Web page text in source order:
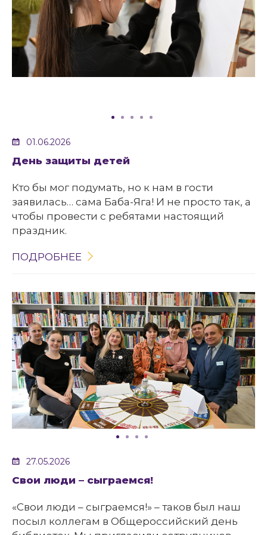
01.06.2026
День защиты детей
Кто бы мог подумать, но к нам в гости
заявилась… сама Баба-Яга! И не просто так, а
чтобы провести с ребятами настоящий
праздник.
ПОДРОБНЕЕ
27.05.2026
Свои люди – сыграемся!
«Свои люди – сыграемся!» – таков был наш
посыл коллегам в Общероссийский день